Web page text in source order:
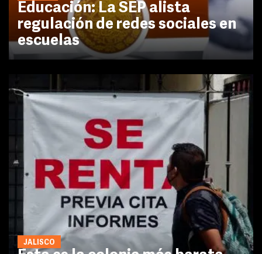
Educación: La SEP alista
regulación de redes sociales en
escuelas
JALISCO